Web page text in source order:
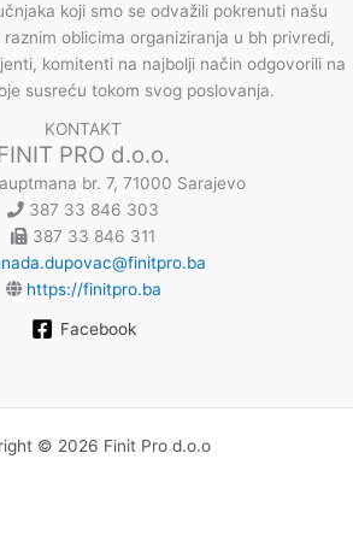
koji smo se odvažili pokrenuti našu
oblicima organiziranja u bh privredi,
komitenti na najbolji način odgovorili na
susreću tokom svog poslovanja.
KONTAKT
PRO d.o.o.
br. 7, 71000 Sarajevo
387 33 846 303
387 33 846 311
https://finitpro.ba
Facebook
© 2026 Finit Pro d.o.o